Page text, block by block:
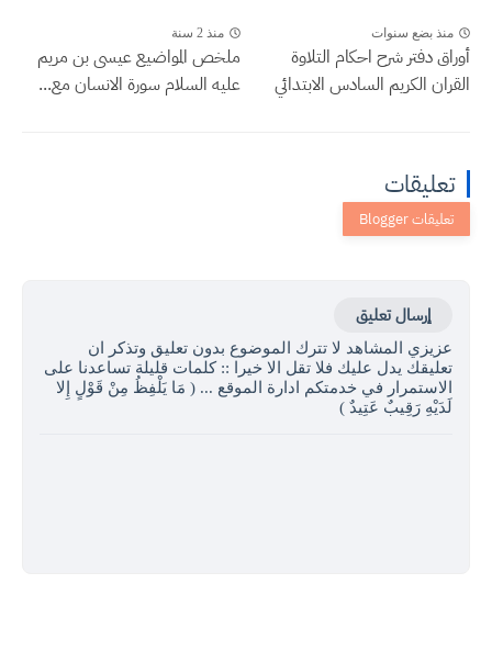
منذ بضع سنوات
أوراق دفتر شرح احكام التلاوة
القران الكريم السادس الابتدائي
منذ 2 سنة
ملخص المواضيع عيسى بن مريم
عليه السلام سورة الانسان مع...
تعليقات
إرسال تعليق
عزيزي المشاهد لا تترك الموضوع بدون تعليق وتذكر ان
تعليقك يدل عليك فلا تقل الا خيرا :: كلمات قليلة تساعدنا على
الاستمرار في خدمتكم ادارة الموقع ... ( مَا يَلْفِظُ مِنْ قَوْلٍ إِلا
لَدَيْهِ رَقِيبٌ عَتِيدٌ )